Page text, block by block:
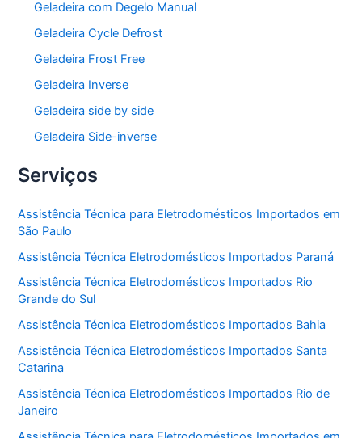
Geladeira com Degelo Manual
Geladeira Cycle Defrost
Geladeira Frost Free
Geladeira Inverse
Geladeira side by side
Geladeira Side-inverse
Serviços
Assistência Técnica para Eletrodomésticos Importados em
São Paulo
Assistência Técnica Eletrodomésticos Importados Paraná
Assistência Técnica Eletrodomésticos Importados Rio
Grande do Sul
Assistência Técnica Eletrodomésticos Importados Bahia
Assistência Técnica Eletrodomésticos Importados Santa
Catarina
Assistência Técnica Eletrodomésticos Importados Rio de
Janeiro